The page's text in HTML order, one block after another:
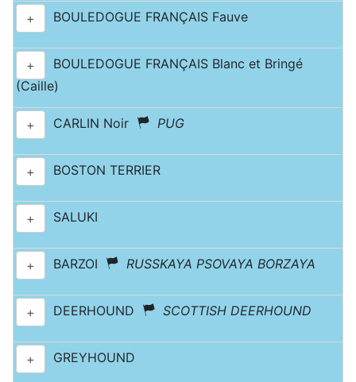
+ BOULEDOGUE FRANÇAIS Fauve
+
BOULEDOGUE FRANÇAIS Blanc et Bringé
(Caille)
+ CARLIN Noir PUG
+ BOSTON TERRIER
+ SALUKI
+ BARZOI RUSSKAYA PSOVAYA BORZAYA
+ DEERHOUND SCOTTISH DEERHOUND
+ GREYHOUND